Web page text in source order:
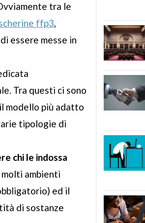
tra le
ffp3,
essere messe in
Tra questi ci sono
modello più adatto
tipologie di
chi le indossa
molti ambienti
ed il
di sostanze